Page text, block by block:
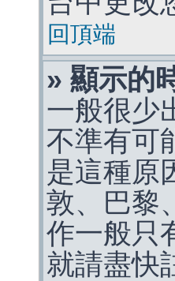
回頂端
» 顯示的
一般很少
不準有可
是這種原
敦、巴黎
作一般只
就請盡快